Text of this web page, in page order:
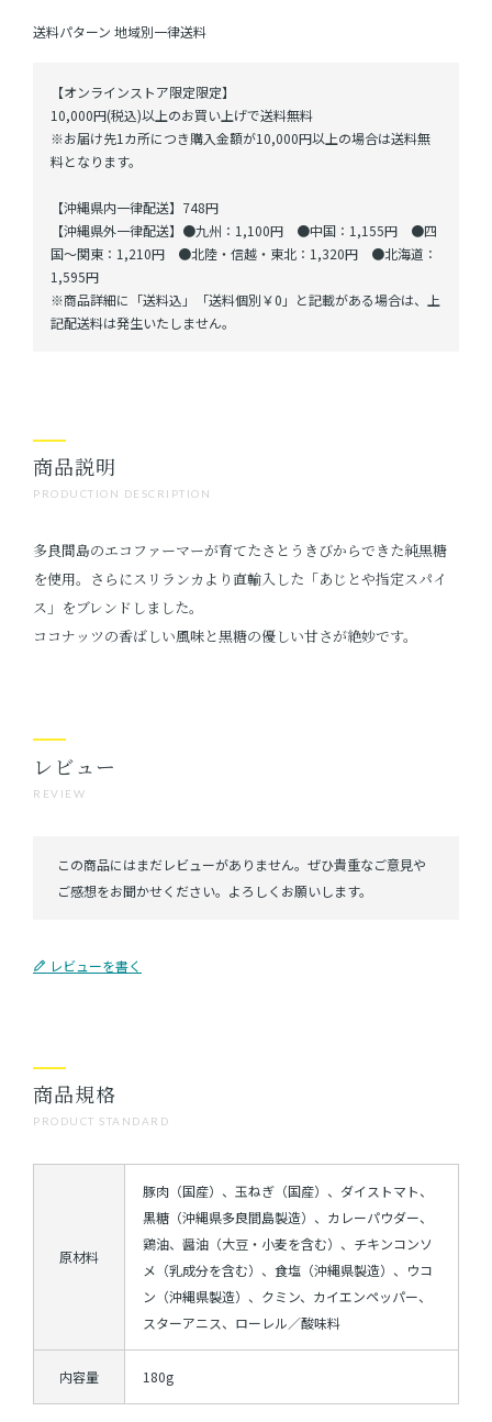
送料パターン 地域別一律送料
【オンラインストア限定限定】
10,000円(税込)以上のお買い上げで送料無料
※お届け先1カ所につき購入金額が10,000円以上の場合は送料無
料となります。
【沖縄県内一律配送】748円
【沖縄県外一律配送】●九州：1,100円 ●中国：1,155円 ●四
国～関東：1,210円 ●北陸・信越・東北：1,320円 ●北海道：
1,595円
※商品詳細に「送料込」「送料個別￥0」と記載がある場合は、上
記配送料は発生いたしません。
PRODUCTION DESCRIPTION
商品説明
多良間島のエコファーマーが育てたさとうきびからできた純黒糖
を使用。さらにスリランカより直輸入した「あじとや指定スパイ
ス」をブレンドしました。
ココナッツの香ばしい風味と黒糖の優しい甘さが絶妙です。
REVIEW
レビュー
レビューを書く
PRODUCT STANDARD
商品規格
原材料
豚肉（国産）、玉ねぎ（国産）、ダイストマト、
黒糖（沖縄県多良間島製造）、カレーパウダー、
鶏油、醤油（大豆・小麦を含む）、チキンコンソ
メ（乳成分を含む）、食塩（沖縄県製造）、ウコ
ン（沖縄県製造）、クミン、カイエンペッパー、
スターアニス、ローレル／酸味料
内容量 180g